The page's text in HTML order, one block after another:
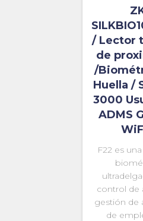
/ Lector
de
/
Huella /
3000
ADMS
F22 es
control de
gestión de
de